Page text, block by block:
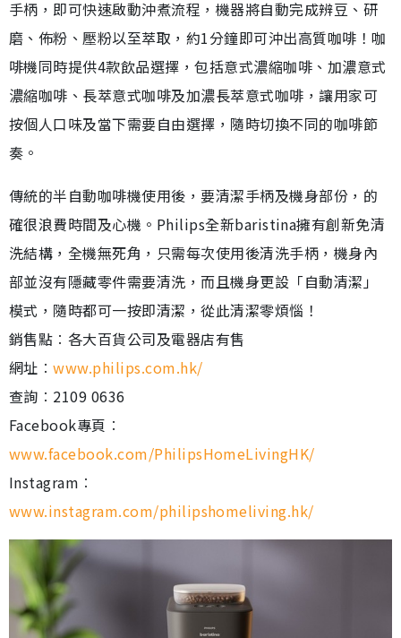
手柄，即可快速啟動沖煮流程，機器將自動完成辨豆、研
磨、佈粉、壓粉以至萃取，約1分鐘即可沖出高質咖啡！咖
啡機同時提供4款飲品選擇，包括意式濃縮咖啡、加濃意式
濃縮咖啡、長萃意式咖啡及加濃長萃意式咖啡，讓用家可
按個人口味及當下需要自由選擇，隨時切換不同的咖啡節
奏。
傳統的半自動咖啡機使用後，要清潔手柄及機身部份，的
確很浪費時間及心機。Philips全新baristina擁有創新免清
洗結構，全機無死角，只需每次使用後清洗手柄，機身內
部並沒有隱藏零件需要清洗，而且機身更設「自動清潔」
模式，隨時都可一按即清潔，從此清潔零煩惱！
銷售點︰各大百貨公司及電器店有售
網址︰www.philips.com.hk/
查詢︰2109 0636
Facebook專頁︰
www.facebook.com/PhilipsHomeLivingHK/
Instagram︰
www.instagram.com/philipshomeliving.hk/